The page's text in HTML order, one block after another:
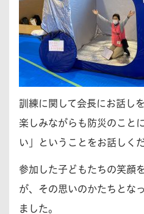
訓練に関して会長にお話し
楽しみながらも防災のこと
い」ということをお話しく
参加した子どもたちの笑顔
が、その思いのかたちとな
ました。